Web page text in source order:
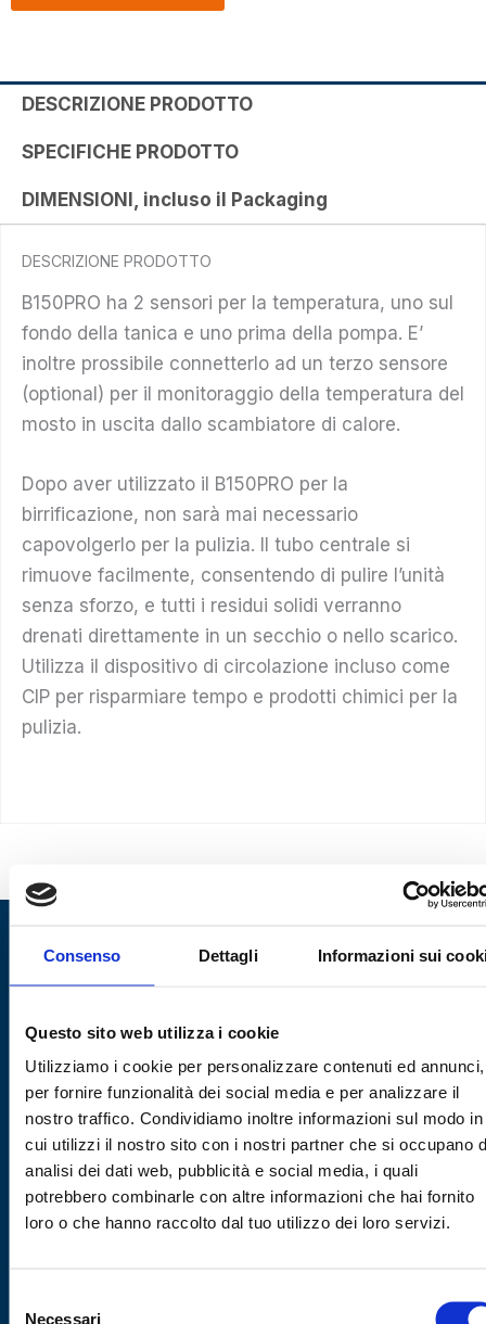
Consenso Dettagli Informazioni sui
Questo sito web utilizza i cookie
Utilizziamo i cookie per personalizzare contenuti ed annunci,
per fornire funzionalità dei social media e per analizzare il
nostro traffico. Condividiamo inoltre informazioni sul modo in
cui utilizzi il nostro sito con i nostri partner che si occupano
analisi dei dati web, pubblicità e social media, i quali
potrebbero combinarle con altre informazioni che hai fornito
loro o che hanno raccolto dal tuo utilizzo dei loro servizi.
Necessari
DESCRIZIONE PRODOTTO
SPECIFICHE PRODOTTO
DIMENSIONI, incluso il Packaging
DESCRIZIONE PRODOTTO
B150PRO ha 2 sensori per la temperatura, uno sul
fondo della tanica e uno prima della pompa. E’
inoltre prossibile connetterlo ad un terzo sensore
(optional) per il monitoraggio della temperatura del
mosto in uscita dallo scambiatore di calore.
Dopo aver utilizzato il B150PRO per la
birrificazione, non sarà mai necessario
capovolgerlo per la pulizia. Il tubo centrale si
rimuove facilmente, consentendo di pulire l’unità
senza sforzo, e tutti i residui solidi verranno
drenati direttamente in un secchio o nello scarico.
Utilizza il dispositivo di circolazione incluso come
CIP per risparmiare tempo e prodotti chimici per la
pulizia.
REQUEST A QUOTE OR INFORMATION
– Receive a free quote;
– Specialist advice;
– Information on customised installations.
Nome
Cognome